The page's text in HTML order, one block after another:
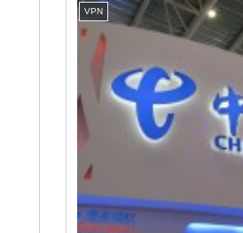
VPN